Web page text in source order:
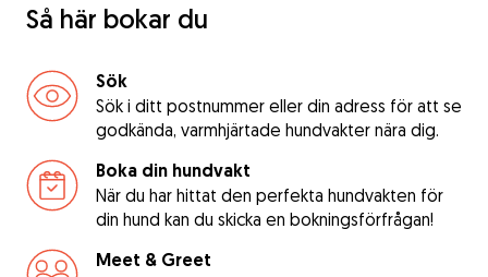
Så här bokar du
Sök
Sök i ditt postnummer eller din adress för att se
godkända, varmhjärtade hundvakter nära dig.
Boka din hundvakt
När du har hittat den perfekta hundvakten för
din hund kan du skicka en bokningsförfrågan!
Meet & Greet